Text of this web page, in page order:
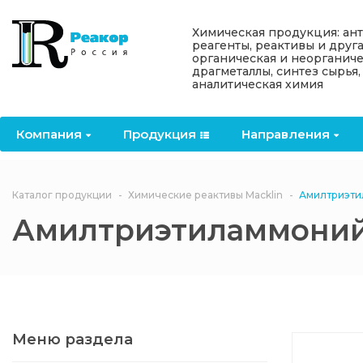
Компания Продукция Направления
Назад
Компания
Лицензии
Документы
Филиалы
Назад
Продукция
OceanСhem
Антипирены
антипирены
3ASenrise
Назад
Направления
Отвердители
Назад
Информация
Акции
Политика
конфиденциальности
Химическая продукция:
реагенты, реактивы и
органическая и
драгметаллы, синтез сырья,
аналитическая химия
Каталог продукции Химические реактивы Macklin
Меню раздела